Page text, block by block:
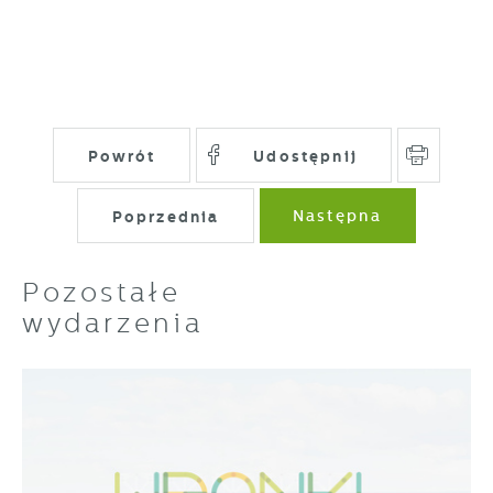
Powrót Udostępnij
Poprzednia Następna
Pozostałe
wydarzenia